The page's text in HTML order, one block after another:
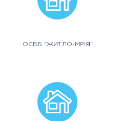
ОСББ "ЖИТЛО-МРІЯ"